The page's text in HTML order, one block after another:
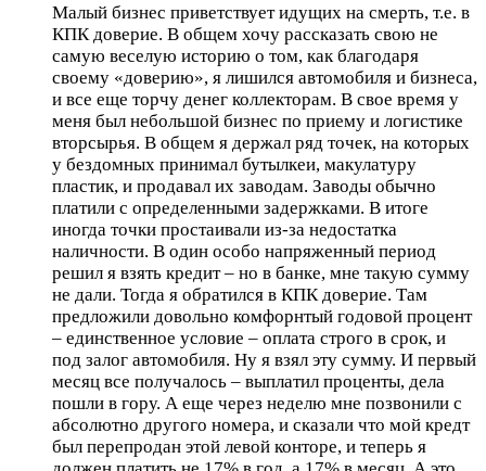
Малый бизнес приветствует идущих на смерть, т.е. в
КПК доверие. В общем хочу рассказать свою не
самую веселую историю о том, как благодаря
своему «доверию», я лишился автомобиля и бизнеса,
и все еще торчу денег коллекторам. В свое время у
меня был небольшой бизнес по приему и логистике
вторсырья. В общем я держал ряд точек, на которых
у бездомных принимал бутылкеи, макулатуру
пластик, и продавал их заводам. Заводы обычно
платили с определенными задержками. В итоге
иногда точки простаивали из-за недостатка
наличности. В один особо напряженный период
решил я взять кредит – но в банке, мне такую сумму
не дали. Тогда я обратился в КПК доверие. Там
предложили довольно комфорнтый годовой процент
– единственное условие – оплата строго в срок, и
под залог автомобиля. Ну я взял эту сумму. И первый
месяц все получалось – выплатил проценты, дела
пошли в гору. А еще через неделю мне позвонили с
абсолютно другого номера, и сказали что мой кредт
был перепродан этой левой конторе, и теперь я